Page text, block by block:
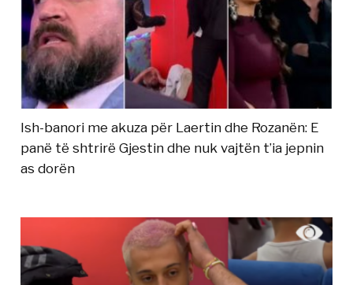
Ish-banori me akuza për Laertin dhe Rozanën: E
panë të shtrirë Gjestin dhe nuk vajtën t’ia jepnin
as dorën